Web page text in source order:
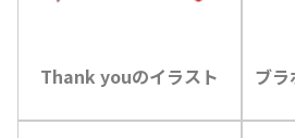
Thank youのイラスト
ブラ